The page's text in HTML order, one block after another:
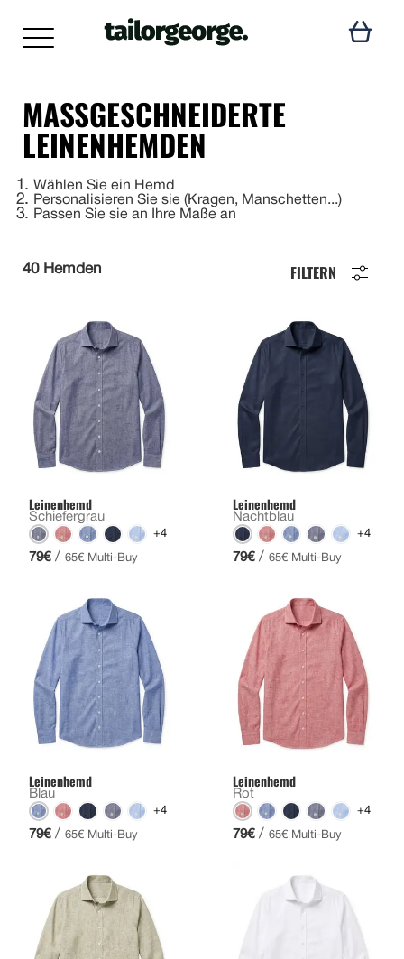
MASSGESCHNEIDERTE L
EINENHEMDEN
1 Wählen Sie ein Hemd
2 Personalisieren Sie sie (Kragen, Manschetten...)
3 Passen Sie sie an Ihre Maße an
40 Hemden FILTERN
Leinenhemd
Schiefergrau
+4
79€ / 65€ Multi-Buy
Leinenhemd
Nachtblau
+4
79€ / 65€ Multi-Buy
Leinenhemd
Blau
+4
79€ / 65€ Multi-Buy
Leinenhemd
Rot
+4
79€ / 65€ Multi-Buy